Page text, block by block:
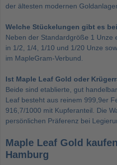
der ältesten modernen
Welche Stückelungen gibt es
Neben der Standardgröße 1 Unze
in 1/2, 1/4, 1/10 und 1/20 Unze
im MapleGram-Verbund.
Ist Maple Leaf Gold oder
Beide sind etablierte, gut
Leaf besteht aus reinem 999,9er
916,7/1000 mit Kupferanteil. Die
persönlichen Präferenz bei
Maple Leaf Gold
Hamburg